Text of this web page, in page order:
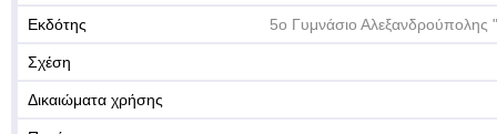
Εκδότης 5ο Γυμνάσιο Αλεξανδρούπολης
Σχέση
Δικαιώματα χρήσης